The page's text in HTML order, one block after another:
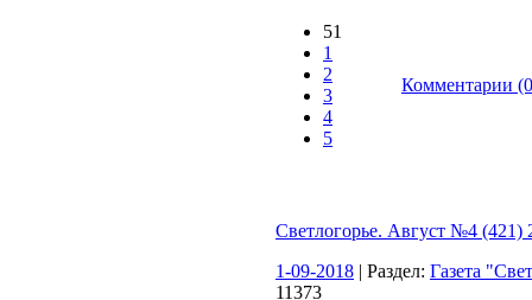
51
1
2
3
4
5
Комментарии
Светлогорье. Август №4 (421)
1-09-2018 | Раздел: Газета
11373